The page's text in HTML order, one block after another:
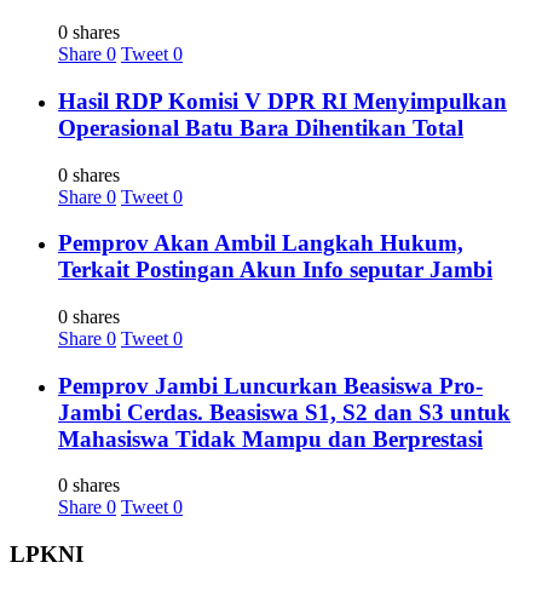
0 shares
Share 0 Tweet 0
Hasil RDP Komisi V DPR RI Menyimpulkan
Operasional Batu Bara Dihentikan Total
0 shares
Share 0 Tweet 0
Pemprov Akan Ambil Langkah Hukum,
Terkait Postingan Akun Info seputar Jambi
0 shares
Share 0 Tweet 0
Pemprov Jambi Luncurkan Beasiswa Pro-
Jambi Cerdas. Beasiswa S1, S2 dan S3 untuk
Mahasiswa Tidak Mampu dan Berprestasi
0 shares
Share 0 Tweet 0
LPKNI